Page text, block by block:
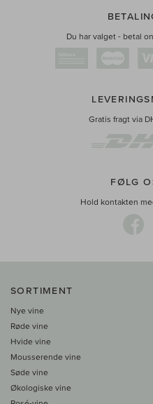
Du har valget - betal
Gratis fragt via
FØLG
Hold kontakten
SORTIMENT
Nye vine
Røde vine
Hvide vine
Mousserende vine
Søde vine
Økologiske vine